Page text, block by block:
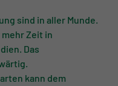
sind in aller Munde.
Zeit in
Das
kann dem